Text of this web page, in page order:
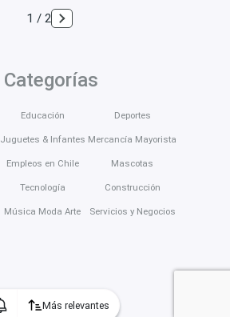
Más relevantes
1 / 2
Categorías
Educación
Juguetes & Infantes
Empleos en Chile
Tecnología
Música Moda Arte
Deportes
Mercancía Mayorista
Mascotas
Construcción
Servicios y Negocios